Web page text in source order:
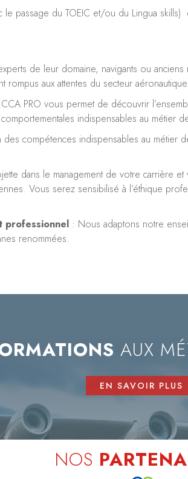
le passage du TOEIC et/ou du Lingua
de leur domaine, navigants ou
rompus aux attentes du secteur aéronautique.
PRO vous permet de découvrir
indispensables au métier
des compétences indispensables au
dans le management de votre carrière
Vous serez sensibilisé à l’éthique
professionnel : Nous adaptons notre
renommées.
AUX
EN SAVOIR PLUS
NOS